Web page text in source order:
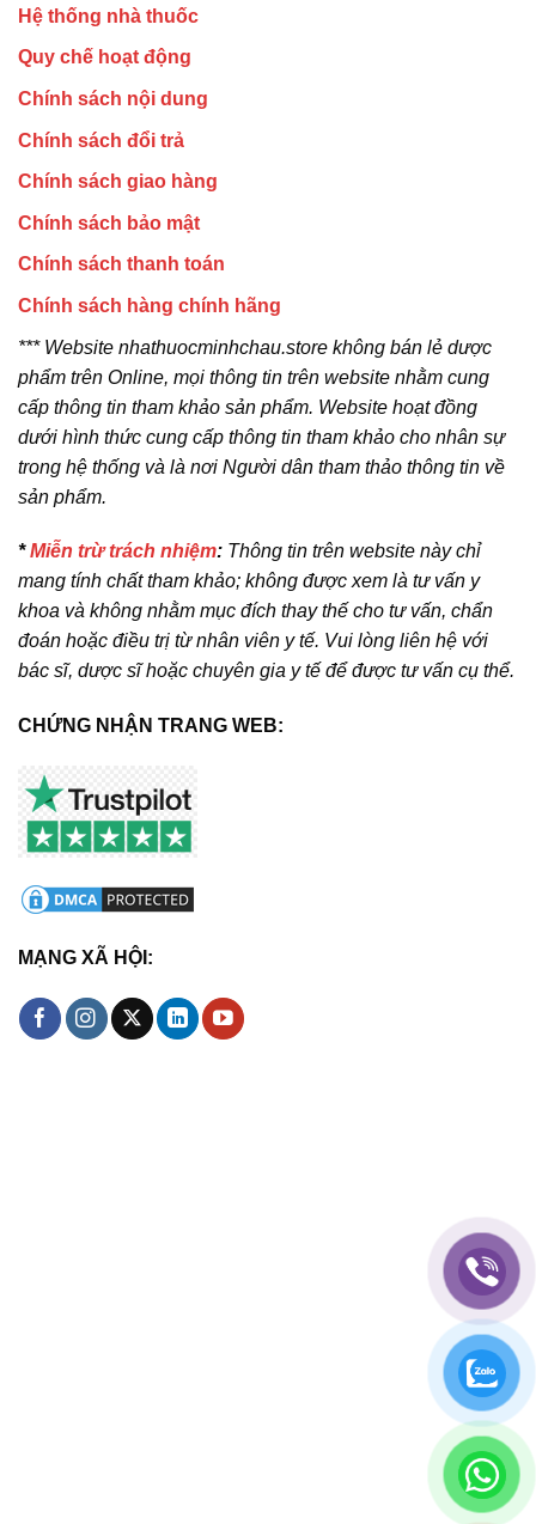
Hệ thống nhà thuốc
Quy chế hoạt động
Chính sách nội dung
Chính sách đổi trả
Chính sách giao hàng
Chính sách bảo mật
Chính sách thanh toán
Chính sách hàng chính hãng
*** Website nhathuocminhchau.store không bán lẻ dược
phẩm trên Online, mọi thông tin trên website nhằm cung
cấp thông tin tham khảo sản phẩm. Website hoạt đồng
dưới hình thức cung cấp thông tin tham khảo cho nhân sự
trong hệ thống và là nơi Người dân tham thảo thông tin về
sản phẩm.
*Miễn trừ trách nhiệm: Thông tin trên website này chỉ
mang tính chất tham khảo; không được xem là tư vấn y
khoa và không nhằm mục đích thay thế cho tư vấn, chẩn
đoán hoặc điều trị từ nhân viên y tế. Vui lòng liên hệ với
bác sĩ, dược sĩ hoặc chuyên gia y tế để được tư vấn cụ thể.
CHỨNG NHẬN TRANG WEB:
MẠNG XÃ HỘI: